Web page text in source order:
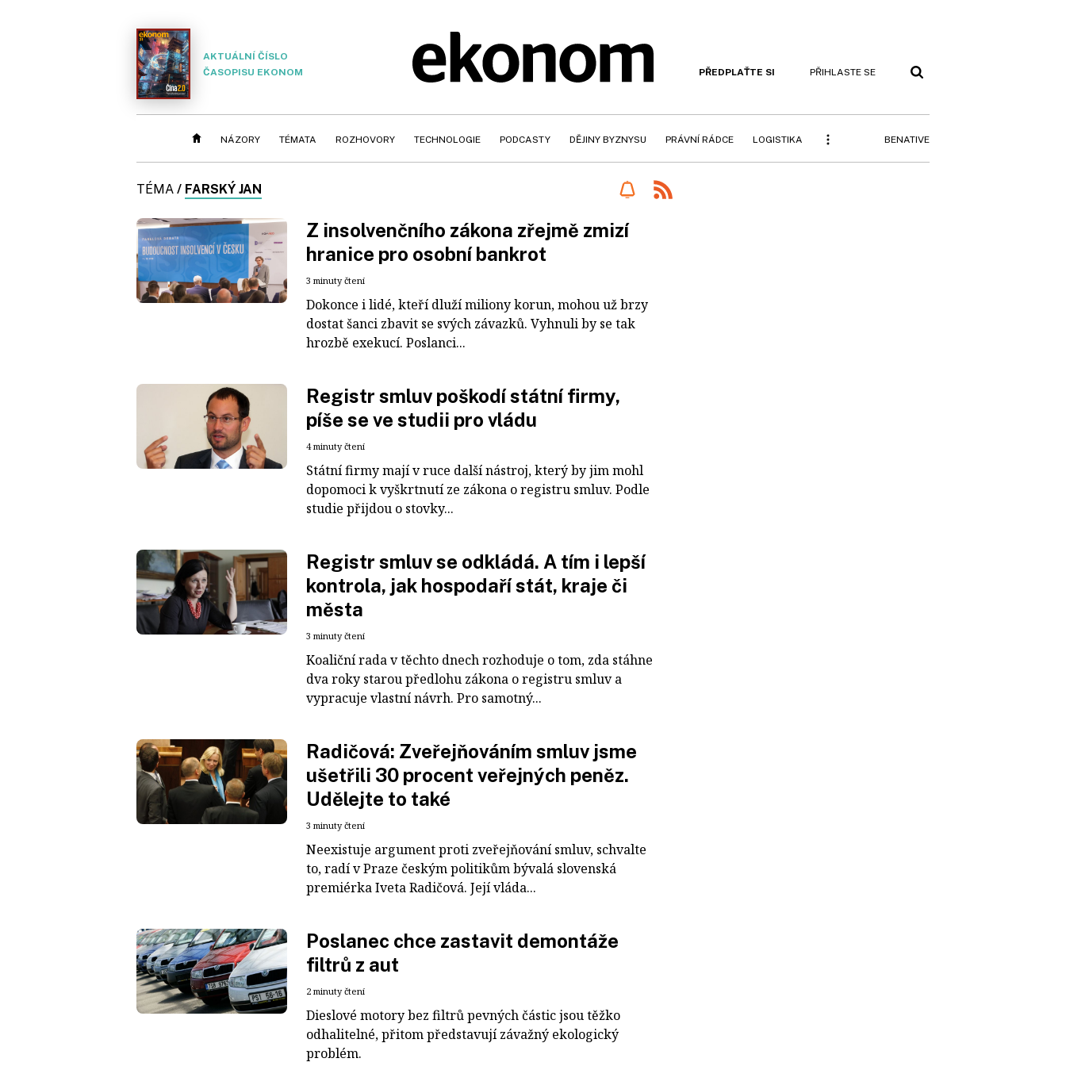
AKTUÁLNÍ ČÍSLO
ČASOPISU EKONOM
PŘEDPLAŤTE SI PŘIHLASTE SE
NÁZORY TÉMATA ROZHOVORY TECHNOLOGIE PODCASTY DĚJINY BYZNYSU PRÁVNÍ RÁDCE LOGISTIKA BENATIVE
TÉMA / FARSKÝ JAN
Z insolvenčního zákona zřejmě zmizí
hranice pro osobní bankrot
3 minuty čtení
Dokonce i lidé, kteří dluží miliony korun, mohou už brzy
dostat šanci zbavit se svých závazků. Vyhnuli by se tak
hrozbě exekucí. Poslanci...
Registr smluv poškodí státní firmy,
píše se ve studii pro vládu
4 minuty čtení
Státní firmy mají v ruce další nástroj, který by jim mohl
dopomoci k vyškrtnutí ze zákona o registru smluv. Podle
studie přijdou o stovky...
Registr smluv se odkládá. A tím i lepší
kontrola, jak hospodaří stát, kraje či
města
3 minuty čtení
Koaliční rada v těchto dnech rozhoduje o tom, zda stáhne
dva roky starou předlohu zákona o registru smluv a
vypracuje vlastní návrh. Pro samotný...
Radičová: Zveřejňováním smluv jsme
ušetřili 30 procent veřejných peněz.
Udělejte to také
3 minuty čtení
Neexistuje argument proti zveřejňování smluv, schvalte
to, radí v Praze českým politikům bývalá slovenská
premiérka Iveta Radičová. Její vláda...
Poslanec chce zastavit demontáže
filtrů z aut
2 minuty čtení
Dieslové motory bez filtrů pevných částic jsou těžko
odhalitelné, přitom představují závažný ekologický
problém.